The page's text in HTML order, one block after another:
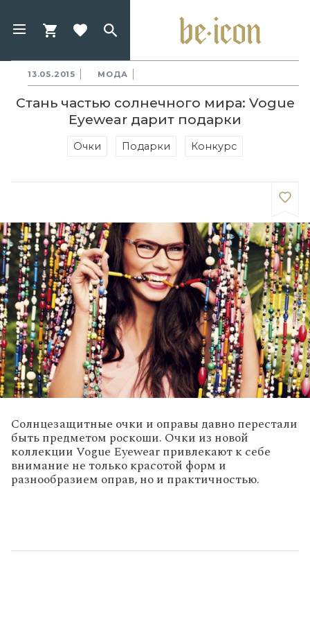
13.05.2015 МОДА
Стань частью солнечного мира: Vogue
Eyewear дарит подарки
Очки Подарки Конкурс
Солнцезащитные очки и оправы давно перестали
быть предметом роскоши. Очки из новой
коллекции Vogue Eyewear привлекают к себе
внимание не только красотой форм и
разнообразием оправ, но и практичностью.